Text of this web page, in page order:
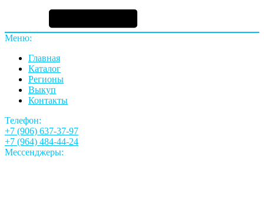
Меню:
Главная
Каталог
Регионы
Выкуп
Контакты
Телефон:
+7 (906) 637-37-97
+7 (964) 484-44-24
Мессенджеры: